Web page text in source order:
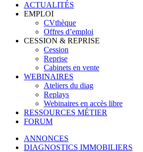
ACTUALITÉS
EMPLOI
CVthèque
Offres d’emploi
CESSION & REPRISE
Cession
Reprise
Cabinets en vente
WEBINAIRES
Ateliers du diag
Replays
Webinaires en accès libre
RESSOURCES MÉTIER
FORUM
ANNONCES
DIAGNOSTICS IMMOBILIERS